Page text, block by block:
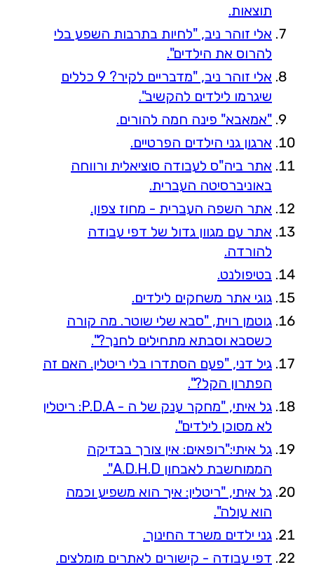
תוצאות.
אלי זוהר ניב, "לחיות בתרבות השפע בלי
להרוס את הילדים".
אלי זוהר ניב, "מדבריים לקיר? 9 כללים
שיגרמו לילדים להקשיב".
"אמאבא" פינה חמה להורים.
ארגון גני הילדים הפרטיים.
אתר ביה"ס לעבודה סוציאלית ורווחה
באוניברסיטה העברית.
אתר השפה העברית - מחוז צפון.
אתר עם מגוון גדול של דפי עבודה
להורדה.
בטיפולנט.
גוגי אתר משחקים לילדים.
גוטמן רוית, "סבא שלי שוטר. מה קורה
כשסבא וסבתא מתחילים לחנך?".
גיל דני, "פעם הסתדרו בלי ריטלין. האם זה
הפתרון הקל?".
גל איתי, "מחקר ענק של ה - P.D.A: ריטלין
לא מסוכן לילדים".
גל איתי:"רופאים: אין צורך בבדיקה
הממוחשבת לאבחון A.D.H.D".
גל איתי, "ריטלין: איך הוא משפיע וכמה
הוא עולה".
גני ילדים משרד החינוך.
דפי עבודה - קישורים לאתרים מומלצים.